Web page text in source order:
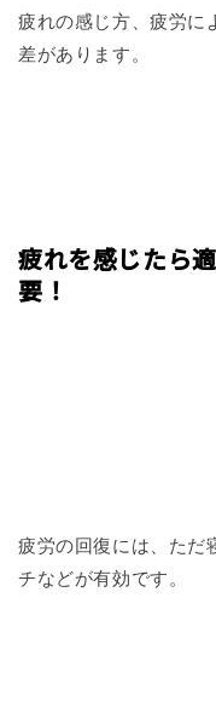
疲れの感じ方、疲労に
差があります。
疲れを感じたら
要！
疲労の回復には、ただ
チなどが有効です。